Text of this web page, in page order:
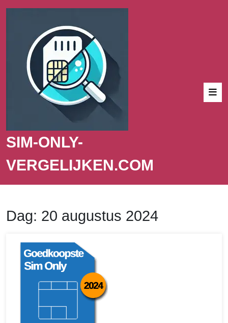
SIM-ONLY-
VERGELIJKEN.COM
Dag: 20 augustus 2024